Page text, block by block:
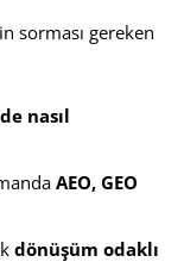
sorması gereken
nasıl
AEO, GEO
dönüşüm odaklı